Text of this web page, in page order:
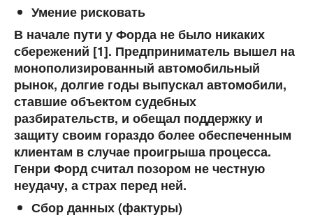
Умение рисковать
В начале пути у Форда не было никаких
сбережений [1]. Предприниматель вышел на
монополизированный автомобильный
рынок, долгие годы выпускал автомобили,
ставшие объектом судебных
разбирательств, и обещал поддержку и
защиту своим гораздо более обеспеченным
клиентам в случае проигрыша процесса.
Генри Форд считал позором не честную
неудачу, а страх перед ней.
Сбор данных (фактуры)